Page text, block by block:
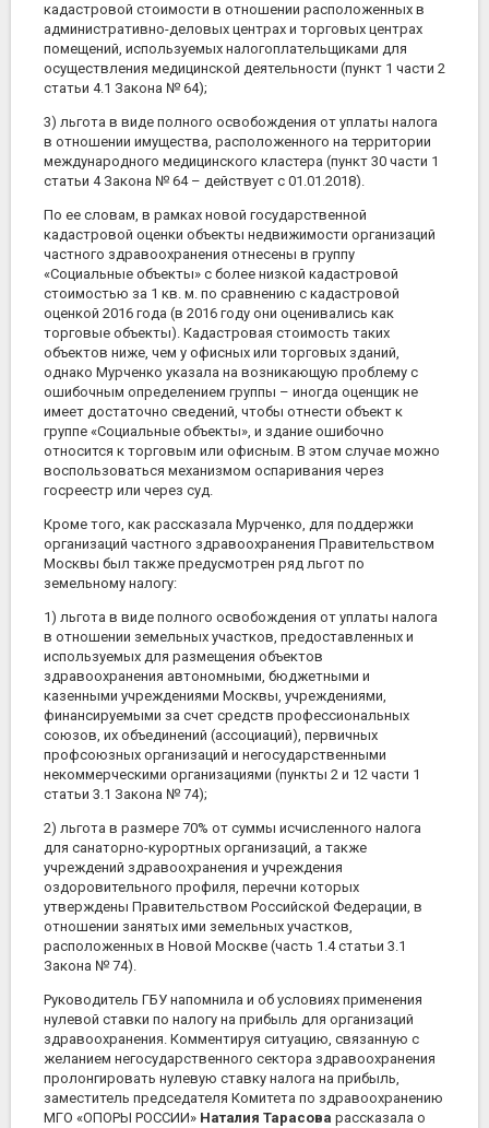
кадастровой стоимости в отношении расположенных в
административно-деловых центрах и торговых центрах
помещений, используемых налогоплательщиками для
осуществления медицинской деятельности (пункт 1 части 2
статьи 4.1 Закона № 64);
3) льгота в виде полного освобождения от уплаты налога
в отношении имущества, расположенного на территории
международного медицинского кластера (пункт 30 части 1
статьи 4 Закона № 64 – действует с 01.01.2018).
По ее словам, в рамках новой государственной
кадастровой оценки объекты недвижимости организаций
частного здравоохранения отнесены в группу
«Социальные объекты» с более низкой кадастровой
стоимостью за 1 кв. м. по сравнению с кадастровой
оценкой 2016 года (в 2016 году они оценивались как
торговые объекты). Кадастровая стоимость таких
объектов ниже, чем у офисных или торговых зданий,
однако Мурченко указала на возникающую проблему с
ошибочным определением группы – иногда оценщик не
имеет достаточно сведений, чтобы отнести объект к
группе «Социальные объекты», и здание ошибочно
относится к торговым или офисным. В этом случае можно
воспользоваться механизмом оспаривания через
госреестр или через суд.
Кроме того, как рассказала Мурченко, для поддержки
организаций частного здравоохранения Правительством
Москвы был также предусмотрен ряд льгот по
земельному налогу:
1) льгота в виде полного освобождения от уплаты налога
в отношении земельных участков, предоставленных и
используемых для размещения объектов
здравоохранения автономными, бюджетными и
казенными учреждениями Москвы, учреждениями,
финансируемыми за счет средств профессиональных
союзов, их объединений (ассоциаций), первичных
профсоюзных организаций и негосударственными
некоммерческими организациями (пункты 2 и 12 части 1
статьи 3.1 Закона № 74);
2) льгота в размере 70% от суммы исчисленного налога
для санаторно-курортных организаций, а также
учреждений здравоохранения и учреждения
оздоровительного профиля, перечни которых
утверждены Правительством Российской Федерации, в
отношении занятых ими земельных участков,
расположенных в Новой Москве (часть 1.4 статьи 3.1
Закона № 74).
Руководитель ГБУ напомнила и об условиях применения
нулевой ставки по налогу на прибыль для организаций
здравоохранения. Комментируя ситуацию, связанную с
желанием негосударственного сектора здравоохранения
пролонгировать нулевую ставку налога на прибыль,
заместитель председателя Комитета по здравоохранению
МГО «ОПОРЫ РОССИИ» Наталия Тарасова рассказала о